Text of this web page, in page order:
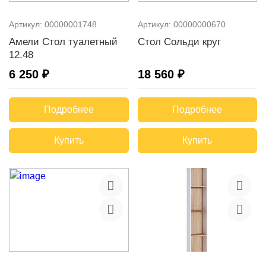
Артикул: 00000001748
Амели Стол туалетный
12.48
6 250 ₽
Подробнее
Купить
Артикул: 00000000670
Стол Сольди круг
18 560 ₽
Подробнее
Купить